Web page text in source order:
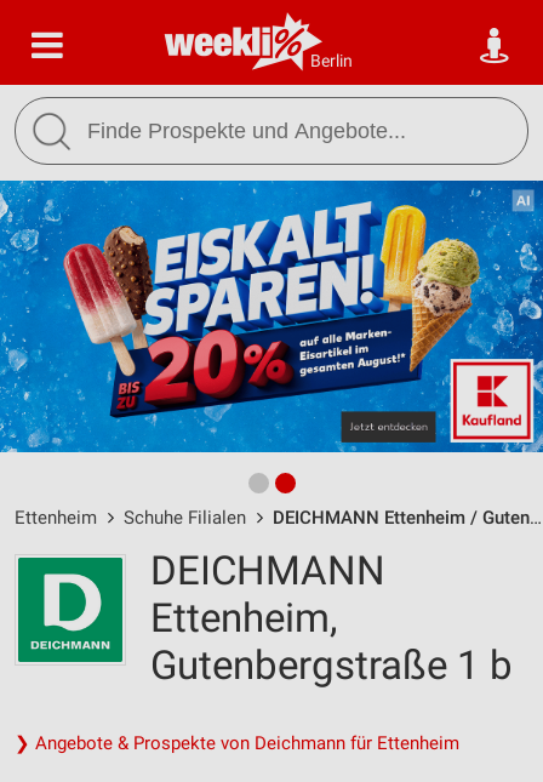
Berlin
Ettenheim Schuhe Filialen DEICHMANN Ettenheim / Gutenbergstraße 1 b - Öffnungszeiten & Adresse
DEICHMANN
Ettenheim,
Gutenbergstraße 1 b
❯ Angebote & Prospekte von Deichmann für Ettenheim